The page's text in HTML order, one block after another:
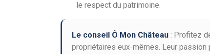
le respect du patrimoine.
Le conseil Ô Mon Château : Profitez
propriétaires eux-mêmes. Leur passion